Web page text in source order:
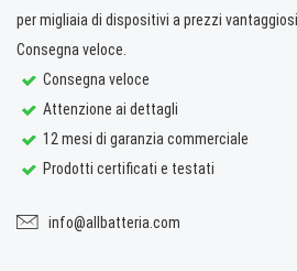
per migliaia di dispositivi a prezzi
Consegna veloce.
Consegna veloce
Attenzione ai dettagli
12 mesi di garanzia commerciale
Prodotti certificati e testati
info@allbatteria.com